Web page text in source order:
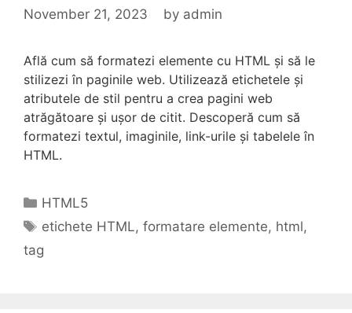
November 21, 2023 by admin
Află cum să formatezi elemente cu HTML și să le
stilizezi în paginile web. Utilizează etichetele și
atributele de stil pentru a crea pagini web
atrăgătoare și ușor de citit. Descoperă cum să
formatezi textul, imaginile, link-urile și tabelele în
HTML.
Categories
HTML5
Tags
etichete HTML,formatare elemente, html,
tag